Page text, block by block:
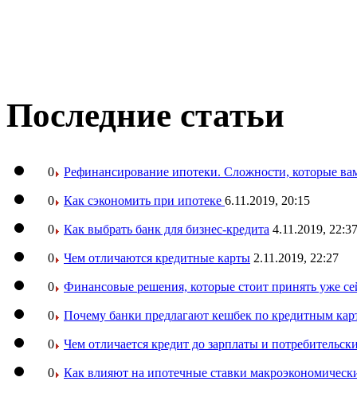
Последние статьи
0 Рефинансирование ипотеки. Сложности, которые
0 Как сэкономить при ипотеке 6.11.2019, 20:15
0 Как выбрать банк для бизнес-кредита 4.11.2019, 22:37
0 Чем отличаются кредитные карты 2.11.2019, 22:27
0 Финансовые решения, которые стоит принять уже
0 Почему банки предлагают кешбек по кредитным
0 Чем отличается кредит до зарплаты и
0 Как влияют на ипотечные ставки